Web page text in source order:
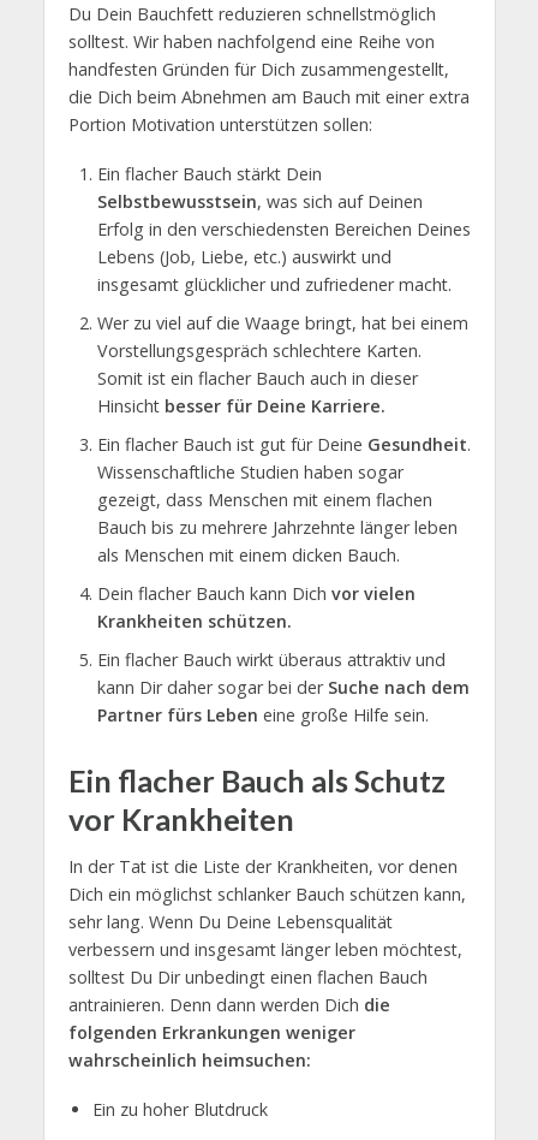
Du Dein Bauchfett reduzieren schnellstmöglich
solltest. Wir haben nachfolgend eine Reihe von
handfesten Gründen für Dich zusammengestellt,
die Dich beim Abnehmen am Bauch mit einer extra
Portion Motivation unterstützen sollen:
Ein flacher Bauch stärkt Dein
Selbstbewusstsein, was sich auf Deinen
Erfolg in den verschiedensten Bereichen Deines
Lebens (Job, Liebe, etc.) auswirkt und
insgesamt glücklicher und zufriedener macht.
Wer zu viel auf die Waage bringt, hat bei einem
Vorstellungsgespräch schlechtere Karten.
Somit ist ein flacher Bauch auch in dieser
Hinsicht besser für Deine Karriere.
Ein flacher Bauch ist gut für Deine Gesundheit.
Wissenschaftliche Studien haben sogar
gezeigt, dass Menschen mit einem flachen
Bauch bis zu mehrere Jahrzehnte länger leben
als Menschen mit einem dicken Bauch.
Dein flacher Bauch kann Dich vor vielen
Krankheiten schützen.
Ein flacher Bauch wirkt überaus attraktiv und
kann Dir daher sogar bei der Suche nach dem
Partner fürs Leben eine große Hilfe sein.
Ein flacher Bauch als Schutz
vor Krankheiten
In der Tat ist die Liste der Krankheiten, vor denen
Dich ein möglichst schlanker Bauch schützen kann,
sehr lang. Wenn Du Deine Lebensqualität
verbessern und insgesamt länger leben möchtest,
solltest Du Dir unbedingt einen flachen Bauch
antrainieren. Denn dann werden Dich die
folgenden Erkrankungen weniger
wahrscheinlich heimsuchen:
Ein zu hoher Blutdruck